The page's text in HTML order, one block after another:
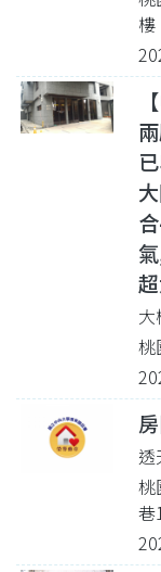
樓
大
桃
透
桃
巷